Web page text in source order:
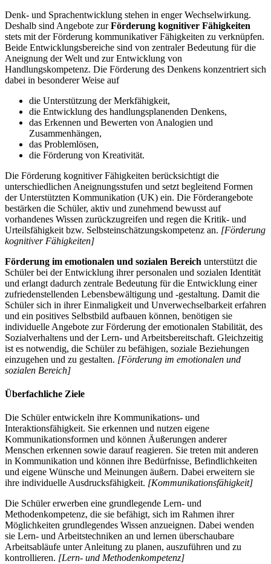
Denk- und Sprachentwicklung stehen in enger Wechselwirkung.
Deshalb sind Angebote zurFörderung kognitiver Fähigkeiten
stets mit der Förderung kommunikativer Fähigkeiten zu verknüpfen.
Beide Entwicklungsbereiche sind von zentraler Bedeutung für die
Aneignung der Welt und zur Entwicklung von
Handlungskompetenz. Die Förderung des Denkens konzentriert sich
dabei in besonderer Weise auf
die Unterstützung der Merkfähigkeit,
die Entwicklung des handlungsplanenden Denkens,
das Erkennen und Bewerten von Analogien und
Zusammenhängen,
das Problemlösen,
die Förderung von Kreativität.
Die Förderung kognitiver Fähigkeiten berücksichtigt die
unterschiedlichen Aneignungsstufen und setzt begleitend Formen
der Unterstützten Kommunikation (UK) ein. Die Förderangebote
bestärken die Schüler, aktiv und zunehmend bewusst auf
vorhandenes Wissen zurückzugreifen und regen die Kritik- und
Urteilsfähigkeit bzw. Selbsteinschätzungskompetenz an. [Förderung
kognitiver Fähigkeiten]
Förderung im emotionalen und sozialen Bereich unterstützt die
Schüler bei der Entwicklung ihrer personalen und sozialen Identität
und erlangt dadurch zentrale Bedeutung für die Entwicklung einer
zufriedenstellenden Lebensbewältigung und -gestaltung. Damit die
Schüler sich in ihrer Einmaligkeit und Unverwechselbarkeit erfahren
und ein positives Selbstbild aufbauen können, benötigen sie
individuelle Angebote zur Förderung der emotionalen Stabilität, des
Sozialverhaltens und der Lern- und Arbeitsbereitschaft. Gleichzeitig
ist es notwendig, die Schüler zu befähigen, soziale Beziehungen
einzugehen und zu gestalten. [Förderung im emotionalen und
sozialen Bereich]
Überfachliche Ziele
Die Schüler entwickeln ihre Kommunikations- und
Interaktionsfähigkeit. Sie erkennen und nutzen eigene
Kommunikationsformen und können Äußerungen anderer
Menschen erkennen sowie darauf reagieren. Sie treten mit anderen
in Kommunikation und können ihre Bedürfnisse, Befindlichkeiten
und eigene Wünsche und Meinungen äußern. Dabei erweitern sie
ihre individuelle Ausdrucksfähigkeit. [Kommunikationsfähigkeit]
Die Schüler erwerben eine grundlegende Lern- und
Methodenkompetenz, die sie befähigt, sich im Rahmen ihrer
Möglichkeiten grundlegendes Wissen anzueignen. Dabei wenden
sie Lern- und Arbeitstechniken an und lernen überschaubare
Arbeitsabläufe unter Anleitung zu planen, auszuführen und zu
kontrollieren. [Lern- und Methodenkompetenz]